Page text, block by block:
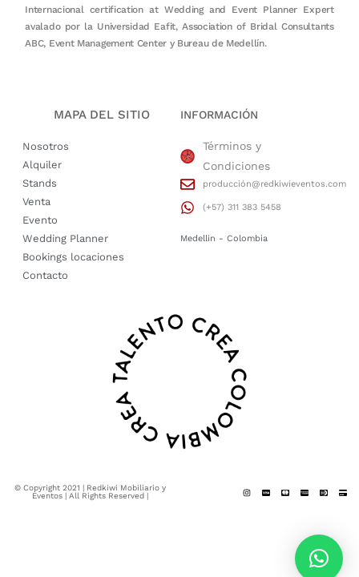
Internacional certification at Wedding and Event Planner Expert
avalado por la Universidad Eafit, Association of Bridal Consultants
ABC, Event Management Center y Bureau de Medellín.
MAPA DEL SITIO
Nosotros
Alquiler
Stands
Venta
Evento
Wedding Planner
Bookings locaciones
Contacto
INFORMACIÓN
Términos y
Condiciones
producción@redkiwieventos.com
(+57) 311 383 5458
Medellin - Colombia
© Copyright 2021 | Redkiwi Mobiliario y
Eventos | All Rights Reserved |